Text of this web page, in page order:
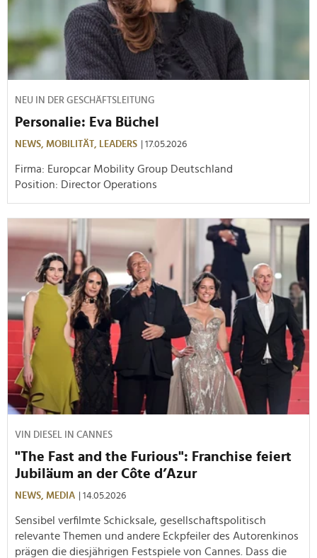
NEU IN DER GESCHÄFTSLEITUNG
Personalie: Eva Büchel
NEWS, MOBILITÄT, LEADERS | 17.05.2026
Firma: Europcar Mobility Group Deutschland
Position: Director Operations
VIN DIESEL IN CANNES
"The Fast and the Furious": Franchise feiert
Jubiläum an der Côte d’Azur
NEWS, MEDIA | 14.05.2026
Sensibel verfilmte Schicksale, gesellschaftspolitisch
relevante Themen und andere Eckpfeiler des Autorenkinos
prägen die diesjährigen Festspiele von Cannes. Dass die